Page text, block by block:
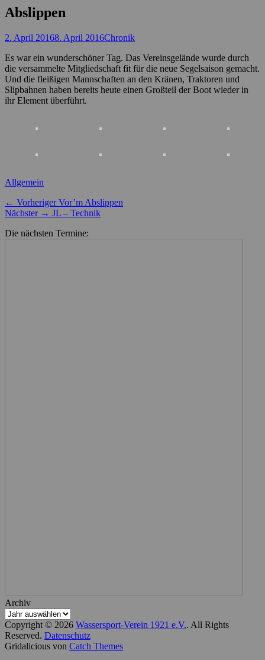
Abslippen
Posted
2. April 20168. April 2016Autor
Chronik
Es war ein wunderschöner Tag. Das Vereinsgelände wurde durch
die versammelte Mitgliedschaft fit für die neue Segelsaison gemacht.
Und die fleißigen Mannschaften an den Kränen, Traktoren und
Slipbahnen haben bereits heute einen Großteil der Boot wieder in
ihr Element überführt.
Kategorien
Allgemein
Beitragsnavigation
← Vorheriger Vorheriger
Beitrag:
Vor’m Abslippen
Nächster → Nächster
JL – Technik
Die nächsten Termine:
Archiv
Copyright © 2026 Wassersport-Verein 1921 e.V.. All Rights
Reserved. Datenschutz
Gridalicious von Catch Themes